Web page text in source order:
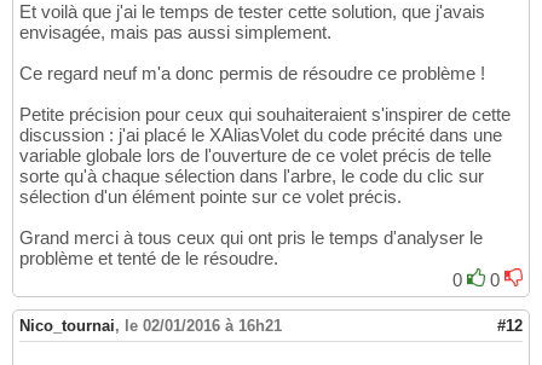
Et voilà que j'ai le temps de tester cette solution, que j'avais
envisagée, mais pas aussi simplement.
Ce regard neuf m'a donc permis de résoudre ce problème !
Petite précision pour ceux qui souhaiteraient s'inspirer de cette
discussion : j'ai placé le XAliasVolet du code précité dans une
variable globale lors de l'ouverture de ce volet précis de telle
sorte qu'à chaque sélection dans l'arbre, le code du clic sur
sélection d'un élément pointe sur ce volet précis.
Grand merci à tous ceux qui ont pris le temps d'analyser le
problème et tenté de le résoudre.
0
0
Nico_tournai, le 02/01/2016 à 16h21 #12